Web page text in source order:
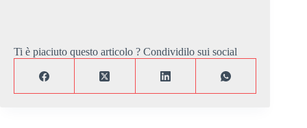
Ti è piaciuto questo articolo ? Condividilo sui social